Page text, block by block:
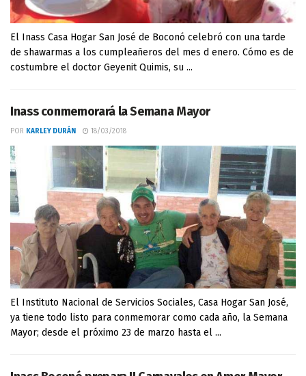
El Inass Casa Hogar San José de Boconó celebró con una tarde
de shawarmas a los cumpleañeros del mes d enero. Cómo es de
costumbre el doctor Geyenit Quimis, su ...
Inass conmemorará la Semana Mayor
POR KARLEY DURÁN 18/03/2018
El Instituto Nacional de Servicios Sociales, Casa Hogar San José,
ya tiene todo listo para conmemorar como cada año, la Semana
Mayor; desde el próximo 23 de marzo hasta el ...